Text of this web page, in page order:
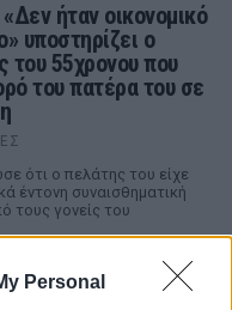
Personal
ήταν οικονομικό
υποστηρίζει ο
του 55χρονου που
του πατέρα του σε
ότι ο πελάτης του είχε
έντονη συναισθηματική
τους γονείς του
απείλησε να
του και